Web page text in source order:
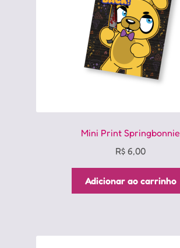
Mini Print Springbonnie
R$ 6,00
Adicionar ao carrinho